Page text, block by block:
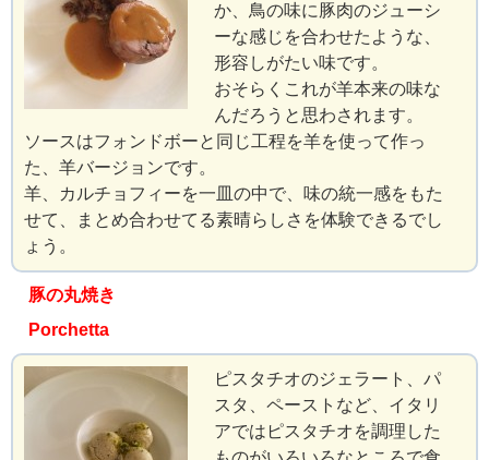
か、鳥の味に豚肉のジューシ
ーな感じを合わせたような、
形容しがたい味です。
おそらくこれが羊本来の味な
んだろうと思わされます。
ソースはフォンドボーと同じ工程を羊を使って作っ
た、羊バージョンです。
羊、カルチョフィーを一皿の中で、味の統一感をもた
せて、まとめ合わせてる素晴らしさを体験できるでし
ょう。
豚の丸焼き
Porchetta
ピスタチオのジェラート、パ
スタ、ペーストなど、イタリ
アではピスタチオを調理した